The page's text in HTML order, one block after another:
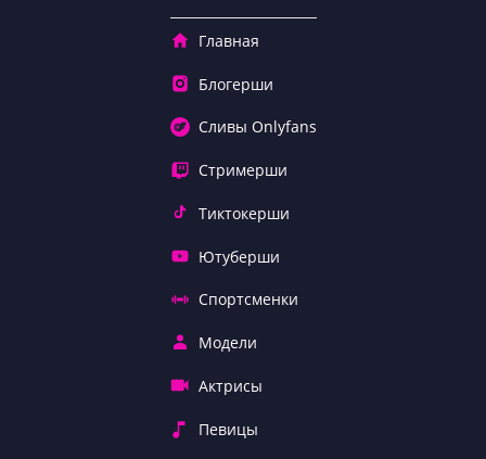
Главная
Блогерши
Сливы Onlyfans
Стримерши
Тиктокерши
Ютуберши
Спортсменки
Модели
Актрисы
Певицы